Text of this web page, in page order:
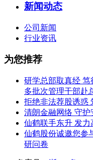
新闻动态
公司新闻
行业资讯
为您推荐
研学总部取真经
多批次管理干部赴
拒绝非法荐股诱惑
清朗金融网络 守护
仙鹤联手东升 发
仙鹤股份诚邀您参
研问卷